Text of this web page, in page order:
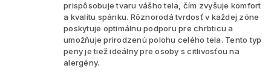
prispôsobuje tvaru vášho tela, čím zvyšuje komfort
a kvalitu spánku. Rôznorodá tvrdosť v každej zóne
poskytuje optimálnu podporu pre chrbticu a
umožňuje prirodzenú polohu celého tela. Tento typ
peny je tiež ideálny pre osoby s citlivosťou na
alergény.